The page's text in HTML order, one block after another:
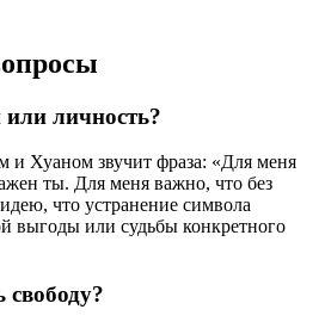
личность?
Хуаном звучит фраза: «Для меня
ты. Для меня важно, что без
что устранение символа
выгоды или судьбы конкретного